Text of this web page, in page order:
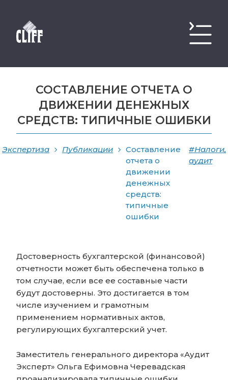
СОСТАВЛЕНИЕ ОТЧЕТА О
ДВИЖЕНИИ ДЕНЕЖНЫХ
СРЕДСТВ: ТИПИЧНЫЕ ОШИБКИ
Экспертиза Публикации
Составление
отчета о
движении
денежных
средств:
типичные
ошибки
#Налоги,
аудит
Достоверность бухгалтерской (финансовой)
отчетности может быть обеспечена только в
том случае, если все ее составные части
будут достоверны. Это достигается в том
числе изучением и грамотным
применением нормативных актов,
регулирующих бухгалтерский учет.
Заместитель генерального директора «Аудит
Эксперт» Ольга Ефимовна Черевадская